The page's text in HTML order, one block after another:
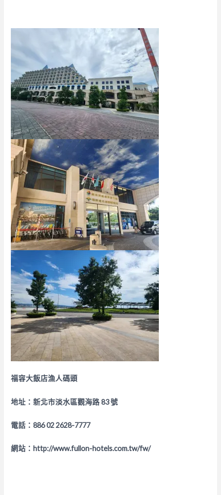
福容大飯店漁人碼頭
地址：新北市淡水區觀海路 83 號
電話：886 02 2628-7777
網站：http://www.fullon-hotels.com.tw/fw/